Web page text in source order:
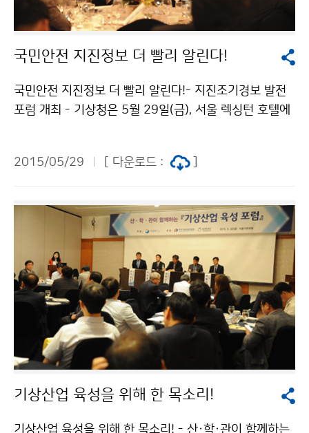
국민안전 지진정보 더 빨리 알린다!
국민안전 지진정보 더 빨리 알린다!- 지진조기경보 발전
포럼 개최 - 기상청은 5월 29일(금), 서울 렉싱턴 호텔에
기경보서비스의 안정적 운영과 효율적인 활용방안 모색
하기 위한 추진 전략방향 등에 대해 심도있는 논의가 이루
어졌으며, 지진에 대한 국가적 대응력을 높일 수 있는 계
기가 마련되었습니다. ※ 지진조기경보서비스: 지진 발생
시 큰 피해를 발생시키는 지진파가 도착하기 이전에 경보
를 전달하여 수신자의 대응시간을 확보하는 시스템
2015/05/29 [ 다운로드 :
기상산업 육성을 위해 한 목소리!
기상산업 육성을 위해 한 목소리! - 산·학·관이 함께하는